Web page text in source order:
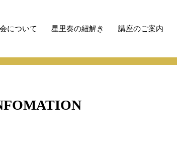
について 星里奏の紐解き 講座のご案内